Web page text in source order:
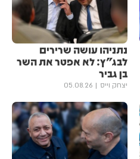
נתניהו עושה שרירים
לבג"ץ: לא אפטר את השר
בן גביר
יצחק וייס 05.08.26